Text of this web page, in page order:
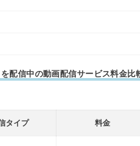
配信中の動画配信サービス料金比
タイプ 料金